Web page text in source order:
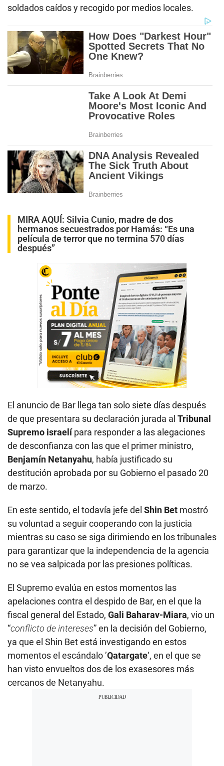
soldados caídos y recogido por medios locales.
MIRA AQUÍ: Silvia Cunio, madre de dos
hermanos secuestrados por Hamás: “Es una
película de terror que no termina 570 días
después”
El anuncio de Bar llega tan solo siete días después
de que presentara su declaración jurada al Tribunal
Supremo israelípara responder a las alegaciones
de desconfianza con las que el primer ministro,
Benjamín Netanyahu, había justificado su
destitución aprobada por su Gobierno el pasado 20
de marzo.
En este sentido, el todavía jefe del Shin Bet mostró
su voluntad a seguir cooperando con la justicia
mientras su caso se siga dirimiendo en los tribunales
para garantizar que la independencia de la agencia
no se vea salpicada por las presiones políticas.
El Supremo evalúa en estos momentos las
apelaciones contra el despido de Bar, en el que la
fiscal general del Estado, Gali Baharav-Miara, vio un
“conflicto de intereses” en la decisión del Gobierno,
ya que el Shin Bet está investigando en estos
momentos el escándalo ’Qatargate‘, en el que se
han visto envueltos dos de los exasesores más
cercanos de Netanyahu.